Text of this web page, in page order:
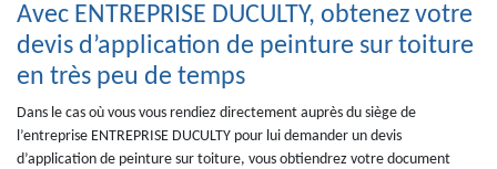
Avec ENTREPRISE DUCULTY, obtenez votre
devis d’application de peinture sur toiture
en très peu de temps
Dans le cas où vous vous rendiez directement auprès du siège de
l’entreprise ENTREPRISE DUCULTY pour lui demander un devis
d’application de peinture sur toiture, vous obtiendrez votre document